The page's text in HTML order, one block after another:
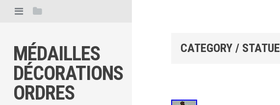
MÉDAILLES
DÉCORATIONS
ORDRES
CATEGORY / STATUE